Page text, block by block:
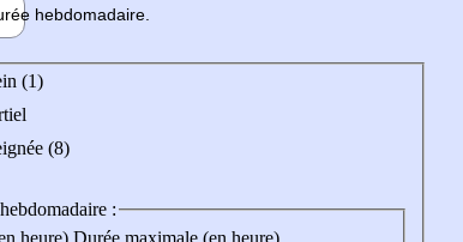
hebdomadaire
(1)
(8)
:
heure) Durée maximale (en heure)